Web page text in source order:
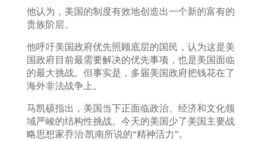
他认为，美国的制度有效地创造出一个新的富有的
贵族阶层。
他呼吁美国政府优先照顾底层的国民，认为这是美
国政府目前最需要解决的优先事项，也是美国面临
的最大挑战。但事实是，多届美国政府把钱花在了
海外非法战争上。
马凯硕指出，美国当下正面临政治、经济和文化领
域严峻的结构性挑战。今天的美国少了美国主要战
略思想家乔治·凯南所说的“精神活力”。